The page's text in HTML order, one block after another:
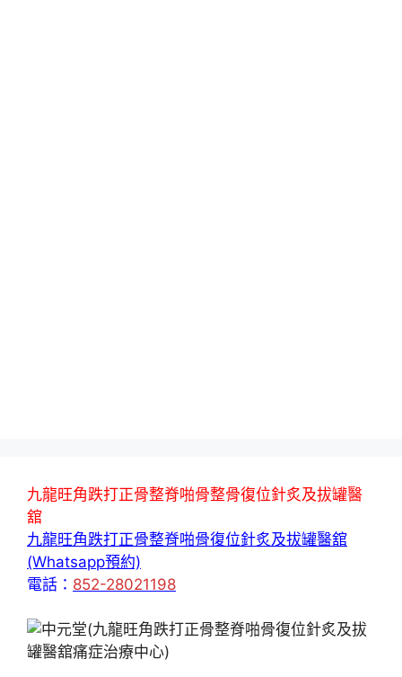
九龍旺角跌打正骨整脊啪骨整骨復位針炙及拔罐醫
舘
九龍旺角跌打正骨整脊啪骨復位針炙及拔罐醫舘
(Whatsapp預約)
電話： 852-28021198